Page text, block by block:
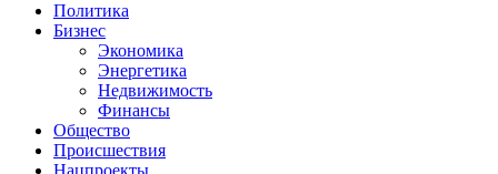
Политика
Бизнес
Экономика
Энергетика
Недвижимость
Финансы
Общество
Происшествия
Нацпроекты